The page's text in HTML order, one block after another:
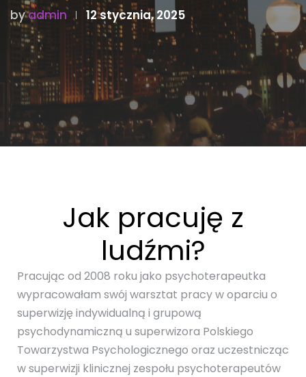
byadmin 12 stycznia, 2025
Jak pracuję z
ludźmi?
Pracując od 2008 roku jako psychoterapeutka
wypracowałam swój warsztat pracy w oparciu o
superwizję indywidualną i grupową
psychodynamiczną u superwizora Polskiego
Towarzystwa Psychologicznego oraz uczestnicząc
w superwizji klinicznej zespołu psychoterapeutów